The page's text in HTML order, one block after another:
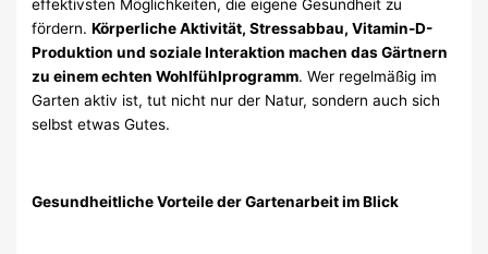
effektivsten Möglichkeiten, die eigene Gesundheit zu
fördern.Körperliche Aktivität, Stressabbau, Vitamin-D-
Produktion und soziale Interaktion machen das Gärtnern
zu einem echten Wohlfühlprogramm. Wer regelmäßig im
Garten aktiv ist, tut nicht nur der Natur, sondern auch sich
selbst etwas Gutes.
Gesundheitliche Vorteile der Gartenarbeit im Blick